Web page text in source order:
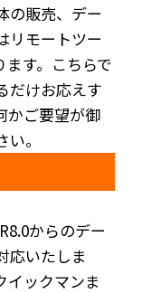
の販売、デー
リモートツー
す。こちらで
だけお応えす
かご要望が御
。
からのデー
応いたしま
イックマンま